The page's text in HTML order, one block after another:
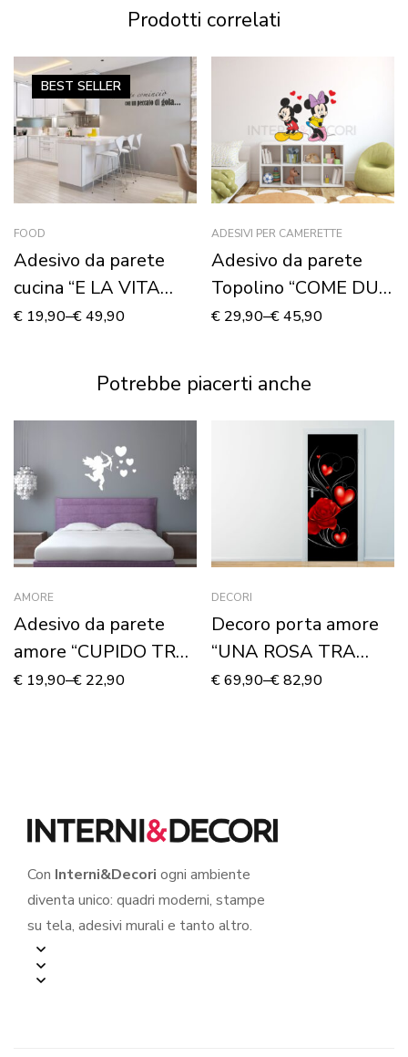
Prodotti correlati
BEST SELLER
FOOD
Adesivo da parete
cucina “E LA VITA
COMINCIÒ”
€ 19,90–€49,90
ADESIVI PER CAMERETTE
Adesivo da parete
Topolino “COME DUE
INNAMORATI” –
€ 29,90–€45,90
Potrebbe piacerti anche
AMORE
Adesivo da parete
amore “CUPIDO TRA
CUORI” – Adesivo
€ 19,90–€ 22,90
DECORI
Decoro porta amore
“UNA ROSA TRA
CUORI”
€69,90–€82,90
Con Interni&Decori ogni ambiente
diventa unico: quadri moderni, stampe
su tela, adesivi murali e tanto altro.